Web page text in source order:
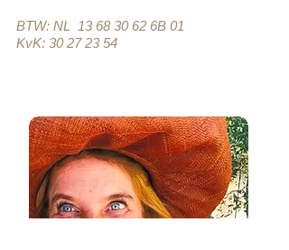
BTW: NL 13 68 30 62 6B 01
KvK: 30 27 23 54